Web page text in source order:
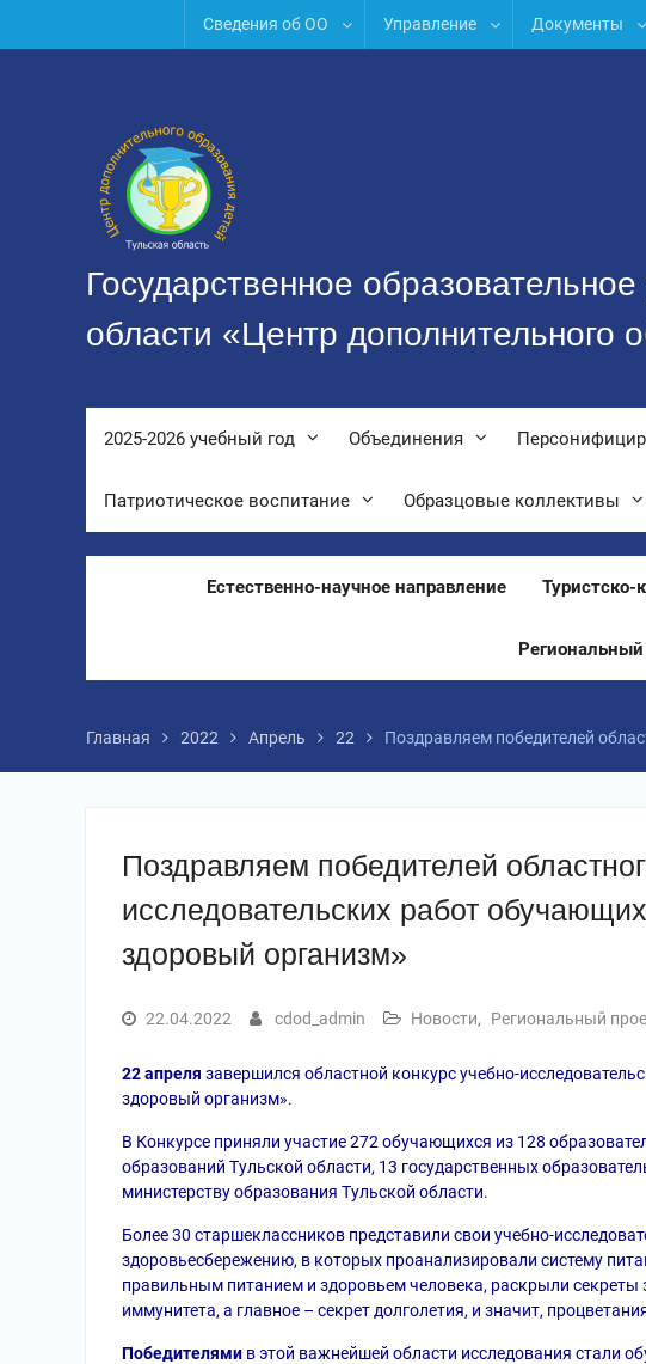
Сведения об ОО Управление Документы
Государственное
области «Центр дополнительного
2025-2026 учебный год Объединения
Патриотическое воспитание Образцовые коллективы
Естественно-научное направление Туристско-
Главная 2022 Апрель 22 Поздравляем победителей
Поздравляем победителей
исследовательских работ
здоровый организм»
22.04.2022 cdod_admin Новости, Региональный
22 апреля завершился областной конкурс учебно-
здоровый организм».
В Конкурсе приняли участие 272 обучающихся из 128
образований Тульской области, 13 государственных
министерству образования Тульской области.
Более 30 старшеклассников представили свои учебно-
здоровьесбережению, в которых проанализировали систему
правильным питанием и здоровьем человека, раскрыли секреты
иммунитета, а главное – секрет долголетия, и значит,
Победителями в этой важнейшей области исследования стали